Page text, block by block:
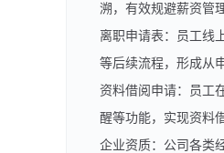
溯，有效规避薪资管
离职申请表：员工线
等后续流程，形成从
资料借阅申请：员工
醒等功能，实现资料
企业资质：公司各类